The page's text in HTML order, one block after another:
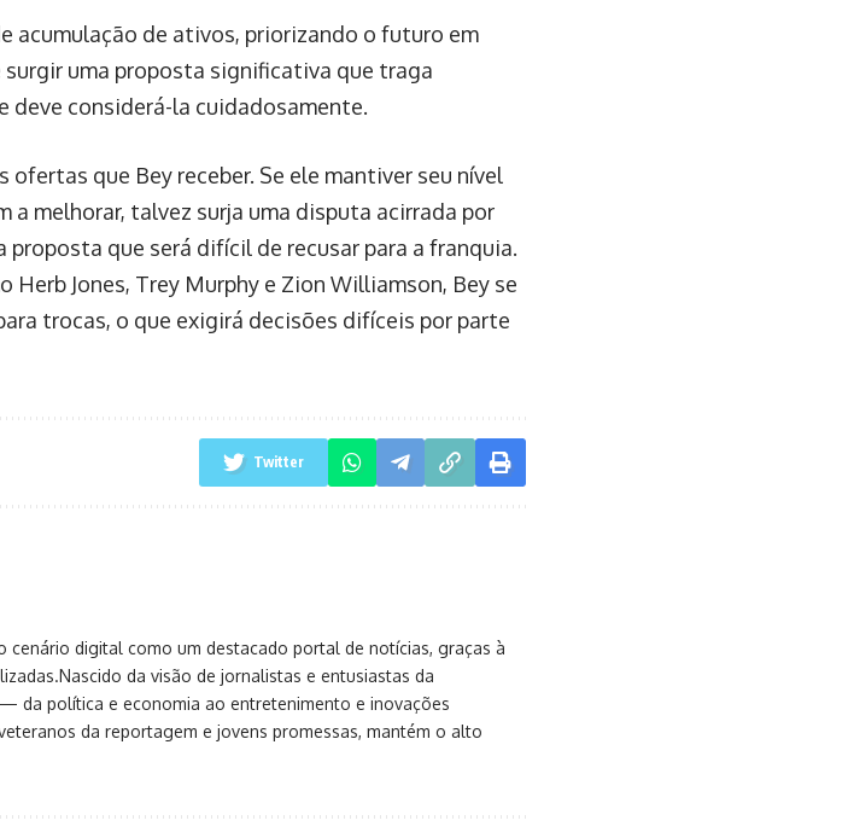
acumulação de ativos, priorizando o futuro em
uma proposta significativa que traga
deve considerá-la cuidadosamente.
ofertas que Bey receber. Se ele mantiver seu nível
a melhorar, talvez surja uma disputa acirrada por
proposta que será difícil de recusar para a franquia.
Herb Jones, Trey Murphy e Zion Williamson, Bey se
trocas, o que exigirá decisões difíceis por parte
Twitter
cenário digital como um destacado portal de notícias, graças à
da visão de jornalistas e entusiastas da
da política e economia ao entretenimento e inovações
da reportagem e jovens promessas, mantém o alto